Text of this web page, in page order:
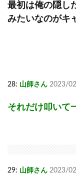
最初は俺の隠し
みたいなのがキ
28: 山師さん 2023/
それだけ叩いて
29: 山師さん 2023/